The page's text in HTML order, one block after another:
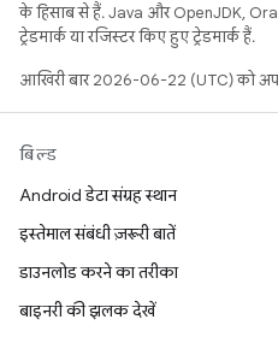
के हिसाब से हैं. Java और OpenJDK,
ट्रेडमार्क या रजिस्टर किए हुए ट्रेडमार्क हैं.
आखिरी बार 2026-06-22 (UTC) को
बिल्ड
Android डेटा संग्रह स्थान
इस्तेमाल संबंधी ज़रूरी बातें
डाउनलोड करने का तरीका
बाइनरी की झलक देखें